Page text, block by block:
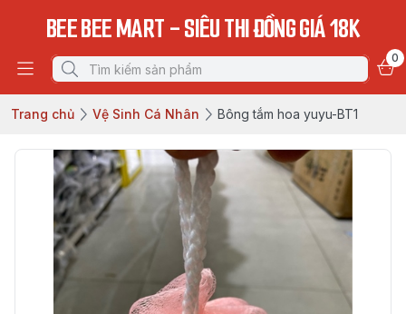
BEE BEE MART - SIÊU THI ĐỒNG GIÁ 18K
0
Trang chủ Vệ Sinh Cá Nhân Bông tắm hoa yuyu-BT1